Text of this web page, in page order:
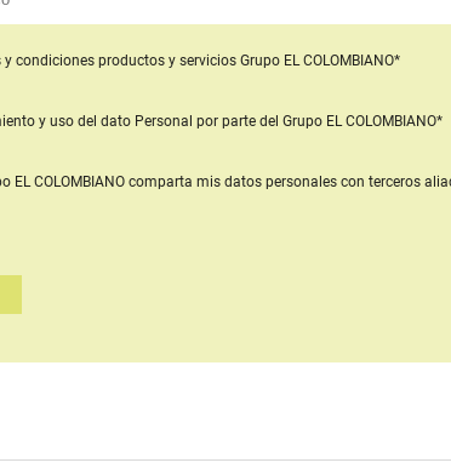
y condiciones productos y servicios Grupo EL COLOMBIANO*
y uso del dato Personal por parte del Grupo EL COLOMBIANO*
EL COLOMBIANO comparta mis datos personales con terceros